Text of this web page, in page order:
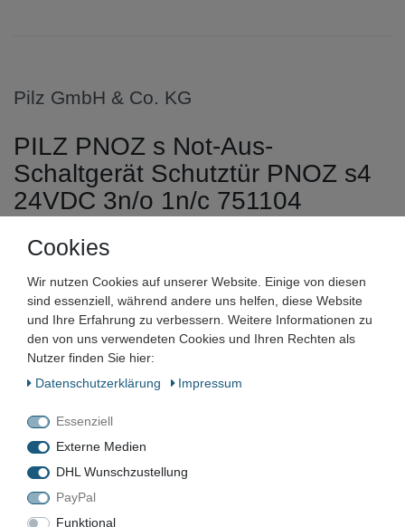
Pilz GmbH & Co. KG
PILZ PNOZ s Not-Aus-
Schaltgerät Schutztür PNOZ s4
24VDC 3n/o 1n/c 751104
Zustand:
VN-31226
Gebraucht
BAUJAHR
Cookies
Wir nutzen Cookies auf unserer Website. Einige von diesen
sind essenziell, während andere uns helfen, diese Website
und Ihre Erfahrung zu verbessern. Weitere Informationen zu
den von uns verwendeten Cookies und Ihren Rechten als
Nutzer finden Sie hier:
Daten­schutz­erklärung
Impressum
Essenziell
Externe Medien
DHL Wunschzustellung
PayPal
Funktional